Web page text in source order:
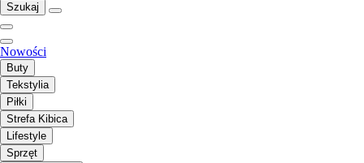
Szukaj
Nowości
Buty
Tekstylia
Piłki
Strefa Kibica
Lifestyle
Sprzęt